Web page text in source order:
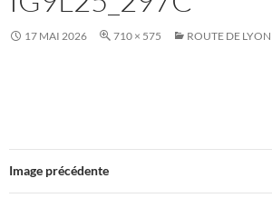
17 MAI 2026 710 × 575 ROUTE DE LYON
Image précédente